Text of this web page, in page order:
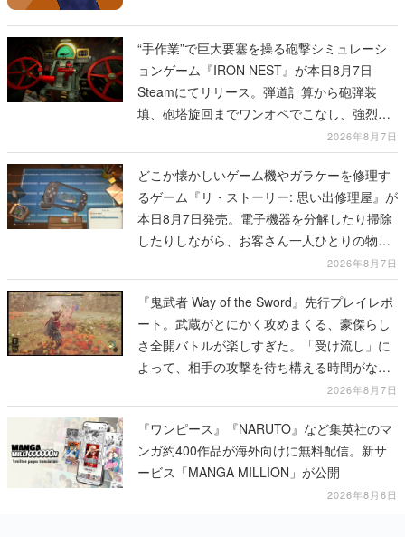
“手作業”で巨大要塞を操る砲撃シミュレーシ
ョンゲーム『IRON NEST』が本日8月7日
Steamにてリリース。弾道計算から砲弾装
填、砲塔旋回までワンオペでこなし、強烈な
一撃をブチかませるロマンある作品2026年8月7日
どこか懐かしいゲーム機やガラケーを修理す
るゲーム『リ・ストーリー: 思い出修理屋』が
本日8月7日発売。電子機器を分解したり掃除
したりしながら、お客さん一人ひとりの物語
2026年8月7日
『鬼武者 Way of the Sword』先行プレイレポ
ート。武蔵がとにかく攻めまくる、豪傑らし
さ全開バトルが楽しすぎた。「受け流し」に
よって、相手の攻撃を待ち構える時間がなく
2026年8月7日
『ワンピース』『NARUTO』など集英社のマ
ンガ約400作品が海外向けに無料配信。新サ
ービス「MANGA MILLION」が公開
2026年8月6日